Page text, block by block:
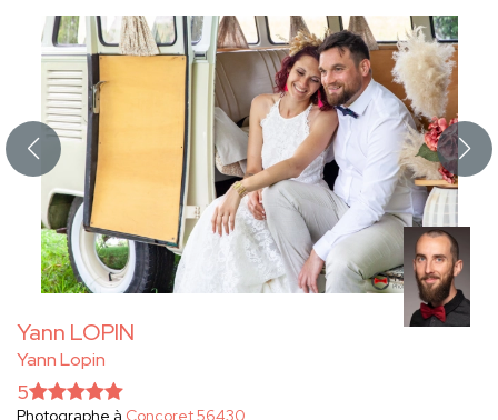
Yann LOPIN
Yann Lopin
5
Photographe à Concoret 56430